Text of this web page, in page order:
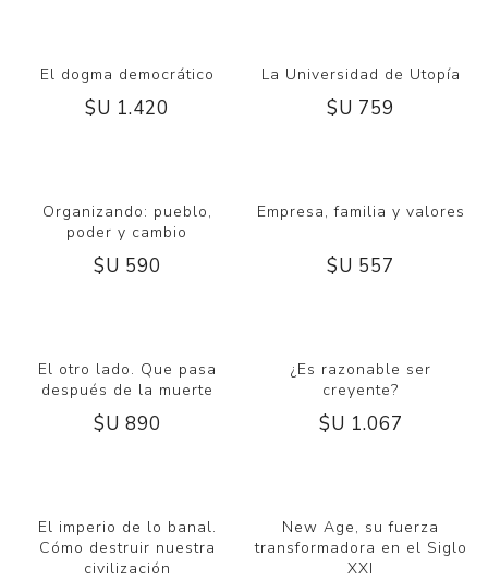
El dogma democrático
$U 1.420
La Universidad de Utopía
$U 759
Organizando: pueblo,
poder y cambio
$U 590
Empresa, familia y valores
$U 557
El otro lado. Que pasa
después de la muerte
$U 890
¿Es razonable ser
creyente?
$U 1.067
El imperio de lo banal.
Cómo destruir nuestra
civilización
New Age, su fuerza
transformadora en el Siglo
XXI